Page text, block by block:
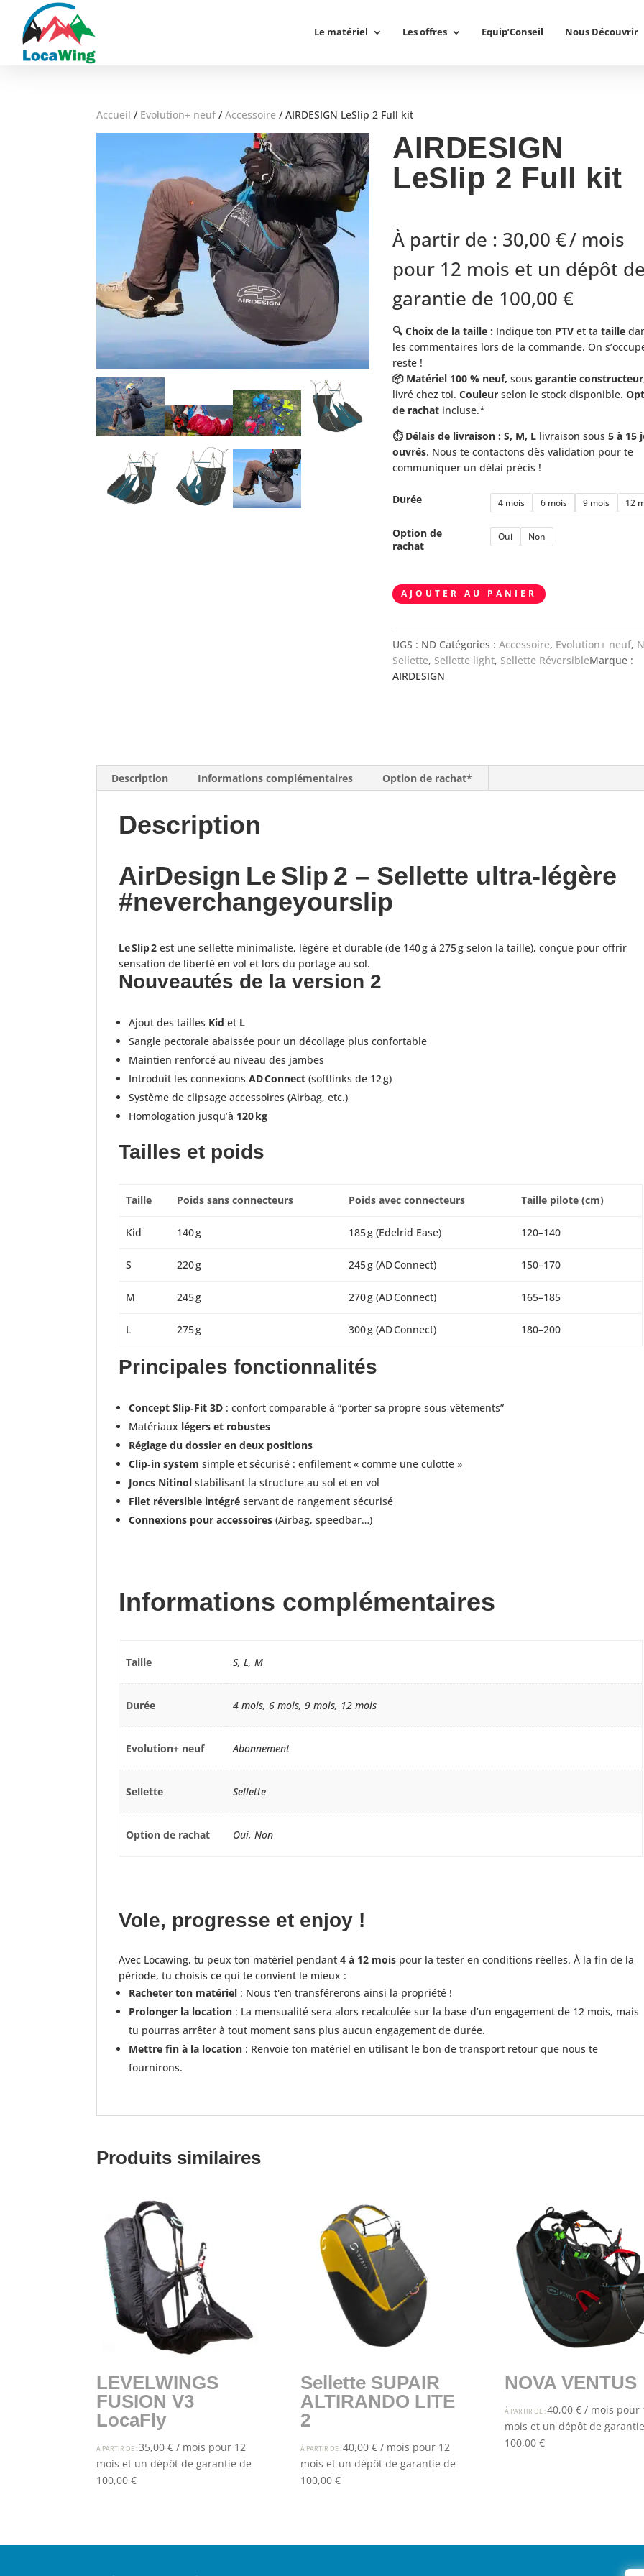
Le matériel Les offres Equip’Conseil Nous Découvrir
Accueil / Evolution+ neuf/Accessoire /AIRDESIGN LeSlip 2 Full kit
AIRDESIGN
LeSlip 2 Full kit
À partir de : 30,00€/ mois
pour 12 mois et un dépôt de
garantie de 100,00€
🔍 Choix de la taille : Indique ton PTV et tataille
les commentaires lors de la commande. On
reste !
📦 Matériel 100 % neuf, sousgarantie constructeur
livré chez toi.Couleur selon le stock disponible.
de rachat incluse.*
⏱️ Délais de livraison : S, M, L livraison sous5 à 15
ouvrés. Nous te contactons dès validation pour te
communiquer un délai précis !
Durée 4 mois 6 mois 9 mois 12
Option de
rachat
Oui Non
quantité
de
LeSlip
2
Full
AJOUTER AU PANIER
UGS : ND Catégories : Accessoire, Evolution+ neuf,
Sellette,Sellette light,Sellette RéversibleMarque :
AIRDESIGN
Description Informations complémentaires Option de rachat*
Description
AirDesign Le Slip 2 – Sellette ultra‑légère
#neverchangeyourslip
Le Slip 2 est une sellette minimaliste, légère et durable (de 140 g à 275 g selon la taille), conçue pour offrir
sensation de liberté en vol et lors du portage au sol.
Nouveautés de la version 2
Ajout des tailles Kid et L
Sangle pectorale abaissée pour un décollage plus confortable
Maintien renforcé au niveau des jambes
Introduit les connexionsAD Connect (softlinks de 12 g)
Système de clipsage accessoires (Airbag, etc.)
Homologation jusqu’à 120 kg
Tailles et poids
Taille Poids sans connecteurs Poids avec connecteurs Taille pilote (cm)
Kid 140 g 185 g (Edelrid Ease) 120–140
S 220 g 245 g (AD Connect) 150–170
M 245 g 270 g (AD Connect) 165–185
L 275 g 300 g (AD Connect) 180–200
Principales fonctionnalités
Concept Slip‑Fit 3D : confort comparable à “porter sa propre sous‑vêtements”
Matériaux légers et robustes
Réglage du dossier en deux positions
Clip‑in system simple et sécurisé : enfilement « comme une culotte »
Joncs Nitinol stabilisant la structure au sol et en vol
Filet réversible intégré servant de rangement sécurisé
Connexions pour accessoires (Airbag, speedbar…)
Informations complémentaires
Taille S, L, M
Durée 4 mois, 6 mois, 9 mois, 12 mois
Evolution+ neuf Abonnement
Sellette Sellette
Option de rachat Oui, Non
Vole, progresse et enjoy !
Avec Locawing, tu peux ton matériel pendant4 à 12 mois pour la tester en conditions réelles. À la fin de la
période, tu choisis ce qui te convient le mieux :
Racheter ton matériel : Nous t'en transférerons ainsi la propriété !
Prolonger la location : La mensualité sera alors recalculée sur la base d’un engagement de 12 mois, mais
tu pourras arrêter à tout moment sans plus aucun engagement de durée.
Mettre fin à la location : Renvoie ton matériel en utilisant le bon de transport retour que nous te
fournirons.
Produits similaires
LEVELWINGS
FUSION V3
LocaFly
À PARTIR DE :35,00€ / mois pour 12
mois et un dépôt de garantie de
100,00€
Sellette SUPAIR
ALTIRANDO LITE
2
À PARTIR DE :40,00 € / mois pour 12
mois et un dépôt de garantie de
100,00 €
NOVA VENTUS
À PARTIR DE :40,00 € / mois pour
mois et un dépôt de
100,00 €